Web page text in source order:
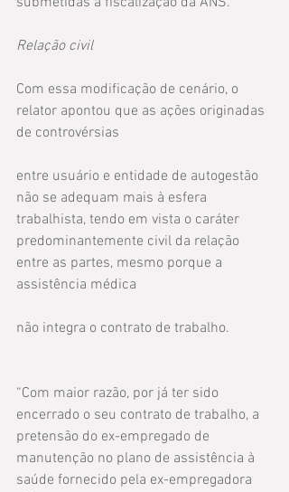
Relação civil
Com essa modificação de cenário, o
relator apontou que as ações originadas
de controvérsias
entre usuário e entidade de autogestão
não se adequam mais à esfera
trabalhista, tendo em vista o caráter
predominantemente civil da relação
entre as partes, mesmo porque a
assistência médica
não integra o contrato de trabalho.
“Com maior razão, por já ter sido
encerrado o seu contrato de trabalho, a
pretensão do ex-empregado de
manutenção no plano de assistência à
saúde fornecido pela ex-empregadora